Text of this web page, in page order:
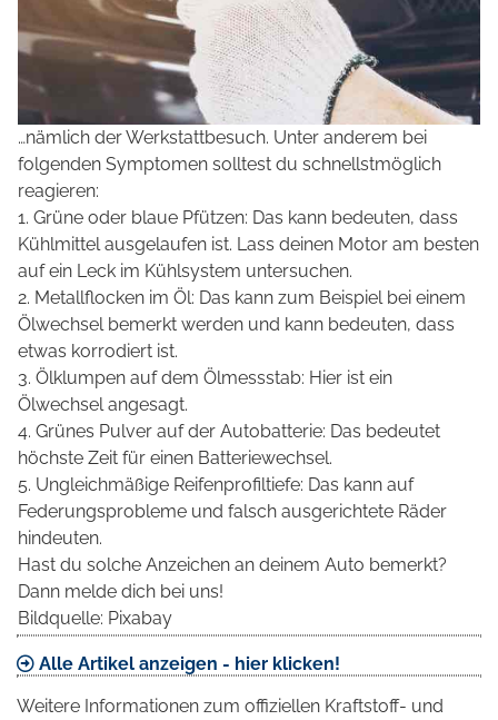
…nämlich der Werkstattbesuch. Unter anderem bei
folgenden Symptomen solltest du schnellstmöglich
reagieren:
1. Grüne oder blaue Pfützen: Das kann bedeuten, dass
Kühlmittel ausgelaufen ist. Lass deinen Motor am besten
auf ein Leck im Kühlsystem untersuchen.
2. Metallflocken im Öl: Das kann zum Beispiel bei einem
Ölwechsel bemerkt werden und kann bedeuten, dass
etwas korrodiert ist.
3. Ölklumpen auf dem Ölmessstab: Hier ist ein
Ölwechsel angesagt.
4. Grünes Pulver auf der Autobatterie: Das bedeutet
höchste Zeit für einen Batteriewechsel.
5. Ungleichmäßige Reifenprofiltiefe: Das kann auf
Federungsprobleme und falsch ausgerichtete Räder
hindeuten.
Hast du solche Anzeichen an deinem Auto bemerkt?
Dann melde dich bei uns!
Bildquelle: Pixabay
Alle Artikel anzeigen - hier klicken!
Weitere Informationen zum offiziellen Kraftstoff- und